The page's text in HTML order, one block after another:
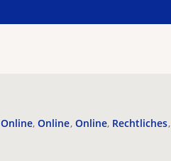
Online Online Online Rechtliches